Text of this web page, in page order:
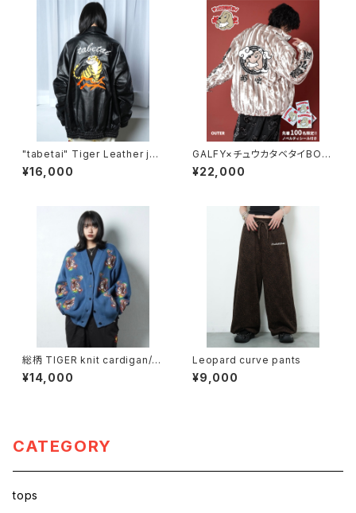
"tabetai" Tiger Leather jac
ket
¥16,000
GALFY×チュウカタベタイBOA/
Gold
¥22,000
総柄 TIGER knit cardigan/Bl
ue
¥14,000
Leopard curve pants
¥9,000
CATEGORY
tops